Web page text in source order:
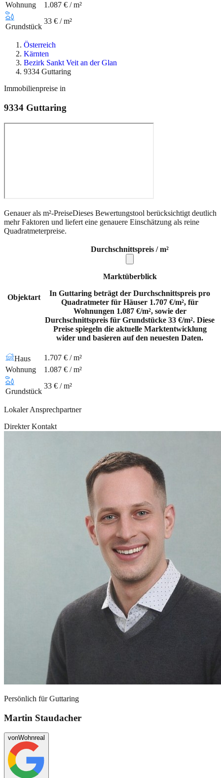
Wohnung
1.087 € / m²
Grundstück
33 € / m²
Österreich
Kärnten
Bezirk Sankt Veit an der Glan
9334 Guttaring
Immobilienpreise in
9334 Guttaring
Genauer als m²-PreiseDieses Bewertungstool berücksichtigt deutlich
mehr Faktoren und liefert eine genauere Einschätzung als reine
Quadratmeterpreise.
Objektart
Durchschnittspreis / m²
Marktüberblick
In Guttaring beträgt der Durchschnittspreis pro
Quadratmeter für Häuser 1.707 €/m², für
Wohnungen 1.087 €/m², sowie der
Durchschnittspreis für Grundstücke 33 €/m². Diese
Preise spiegeln die aktuelle Marktentwicklung
wider und basieren auf den neuesten Daten.
Haus
1.707 € / m²
Wohnung
1.087 € / m²
Grundstück
33 € / m²
Lokaler Ansprechpartner
Direkter Kontakt
Persönlich fürGuttaring
Martin Staudacher
vonWohnreal